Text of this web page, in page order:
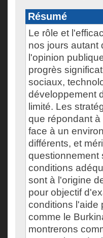
Résumé
Le rôle et
nos jours autant
l'opinion
progrès
sociaux,
développement
limité. Les
que répondant
face à un
différents, et
questionnement
conditions
sont à l'origine
pour objectif
conditions l'aide
comme le
montrerons